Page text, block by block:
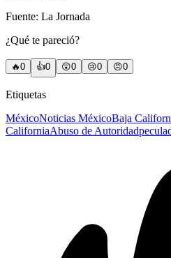
Fuente: La Jornada
¿Qué te pareció?
🔥0 👍0 😲0 😢0 😠0
Etiquetas
MéxicoNoticias MéxicoBaja
CaliforniaAbuso de Autoridad